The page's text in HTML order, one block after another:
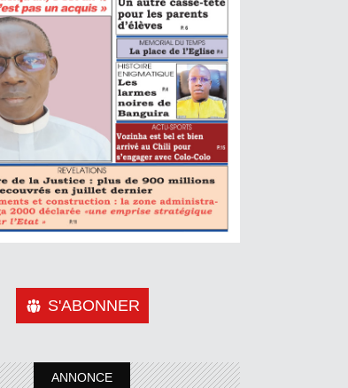
S'ABONNER
ANNONCE